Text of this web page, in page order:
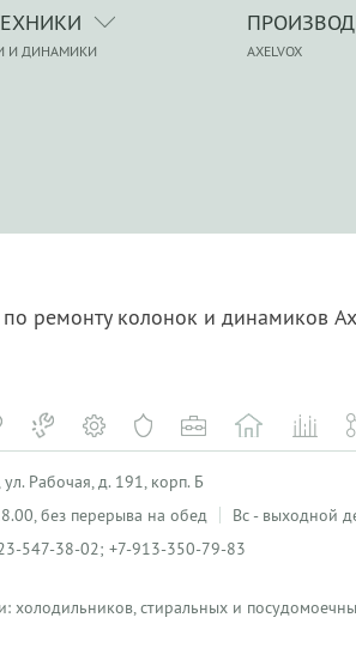
И ДИНАМИКИ AXELVOX
ремонту колонок и динамиков
Рабочая, д. 191, корп. Б
без перерыва на обед
Вс - выходной
547-38-02; +7-913-350-79-83
холодильников, стиральных и